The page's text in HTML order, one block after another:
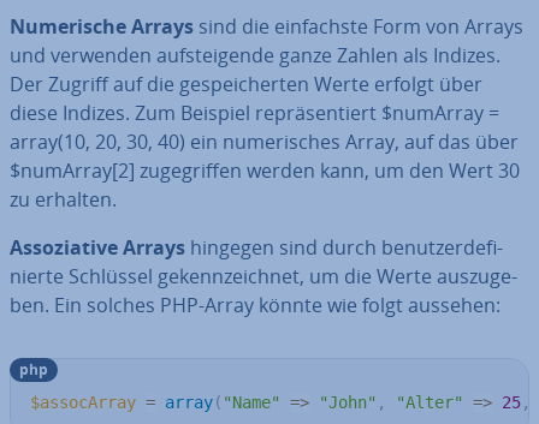
Nu­me­ri­sche Arrays sind die ein­fachs­te Form von Arrays
und verwenden auf­stei­gen­de ganze Zahlen als Indizes.
Der Zugriff auf die ge­spei­cher­ten Werte erfolgt über
diese Indizes. Zum Beispiel re­prä­sen­tiert $numArray =
array(10, 20, 30, 40) ein nu­me­ri­sches Array, auf das über
$numArray[2] zu­ge­grif­fen werden kann, um den Wert 30
zu erhalten.
As­so­zia­ti­ve Arrays hingegen sind durch be­nut­zer­de­fi­
nier­te Schlüssel ge­kenn­zeich­net, um die Werte aus­zu­ge­
ben. Ein solches PHP-Array könnte wie folgt aussehen:
$assocArray = array( "Name" => "John" , "Alter" => 25,
php